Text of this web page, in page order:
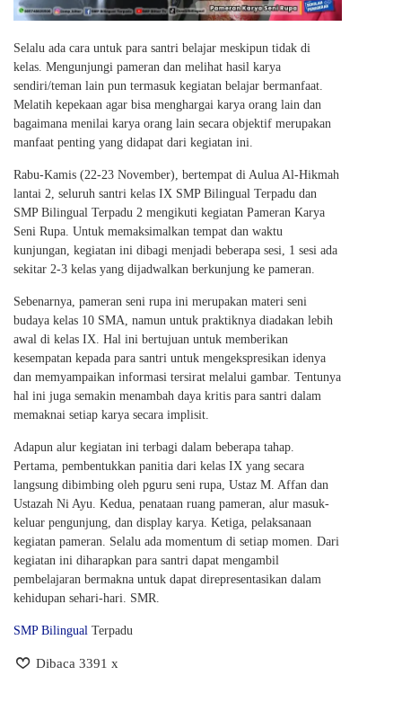
Selalu ada cara untuk para santri belajar meskipun tidak di
kelas. Mengunjungi pameran dan melihat hasil karya
sendiri/teman lain pun termasuk kegiatan belajar bermanfaat.
Melatih kepekaan agar bisa menghargai karya orang lain dan
bagaimana menilai karya orang lain secara objektif merupakan
manfaat penting yang didapat dari kegiatan ini.
Rabu-Kamis (22-23 November), bertempat di Aulua Al-Hikmah
lantai 2, seluruh santri kelas IX SMP Bilingual Terpadu dan
SMP Bilingual Terpadu 2 mengikuti kegiatan Pameran Karya
Seni Rupa. Untuk memaksimalkan tempat dan waktu
kunjungan, kegiatan ini dibagi menjadi beberapa sesi, 1 sesi ada
sekitar 2-3 kelas yang dijadwalkan berkunjung ke pameran.
Sebenarnya, pameran seni rupa ini merupakan materi seni
budaya kelas 10 SMA, namun untuk praktiknya diadakan lebih
awal di kelas IX. Hal ini bertujuan untuk memberikan
kesempatan kepada para santri untuk mengekspresikan idenya
dan memyampaikan informasi tersirat melalui gambar. Tentunya
hal ini juga semakin menambah daya kritis para santri dalam
memaknai setiap karya secara implisit.
Adapun alur kegiatan ini terbagi dalam beberapa tahap.
Pertama, pembentukkan panitia dari kelas IX yang secara
langsung dibimbing oleh pguru seni rupa, Ustaz M. Affan dan
Ustazah Ni Ayu. Kedua, penataan ruang pameran, alur masuk-
keluar pengunjung, dan display karya. Ketiga, pelaksanaan
kegiatan pameran. Selalu ada momentum di setiap momen. Dari
kegiatan ini diharapkan para santri dapat mengambil
pembelajaran bermakna untuk dapat direpresentasikan dalam
kehidupan sehari-hari. SMR.
SMP Bilingual Terpadu
Dibaca 3391 x